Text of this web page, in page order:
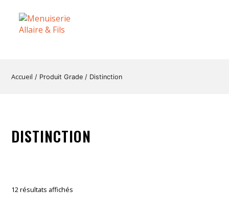
Accueil / Produit Grade / Distinction
DISTINCTION
12 résultats affichés